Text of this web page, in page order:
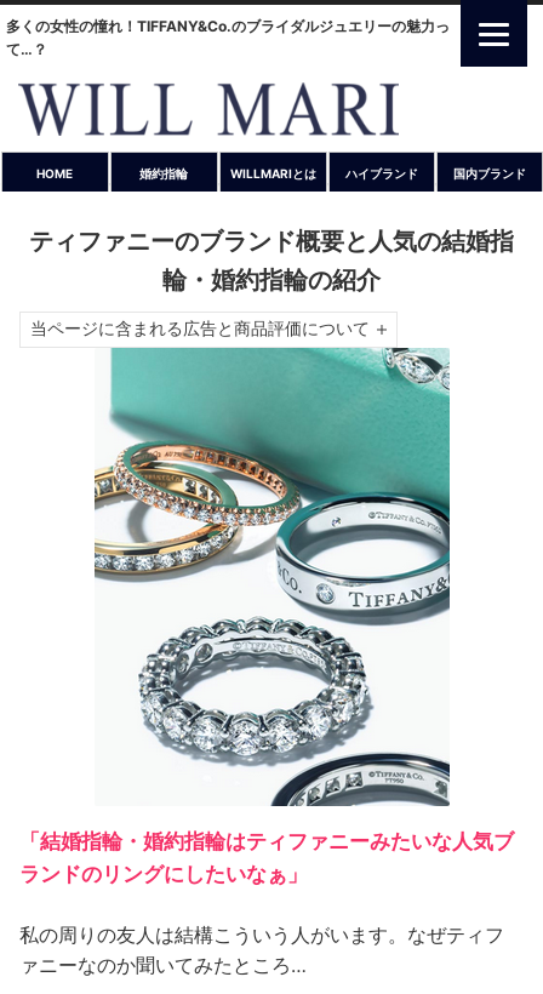
多くの女性の憧れ！TIFFANY&Co.のブライダルジュエリーの魅力っ
て…？
HOME 婚約指輪 WILLMARIとは ハイブランド 国内ブランド
ティファニーのブランド概要と人気の結婚指
輪・婚約指輪の紹介
当ページに含まれる広告と商品評価について
「結婚指輪・婚約指輪はティファニーみたいな人気ブ
ランドのリングにしたいなぁ」
私の周りの友人は結構こういう人がいます。なぜティフ
ァニーなのか聞いてみたところ…